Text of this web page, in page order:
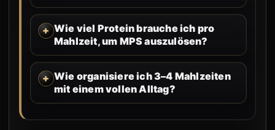
Wie viel Protein brauche ich pro
Mahlzeit, um MPS auszulösen?
Wie organisiere ich 3–4 Mahlzeiten
mit einem vollen Alltag?